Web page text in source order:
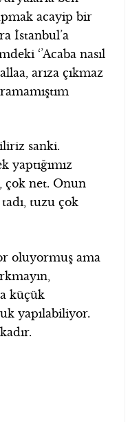
acayip bir
İstanbul’a
‘’Acaba nasıl
arıza çıkmaz
sanki.
yaptığımız
net. Onun
tuzu çok
oluyormuş ama
küçük
yapılabiliyor.